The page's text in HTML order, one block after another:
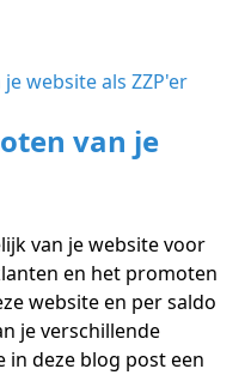
van je
van je website voor
en het promoten
website en per saldo
je verschillende
in deze blog post een